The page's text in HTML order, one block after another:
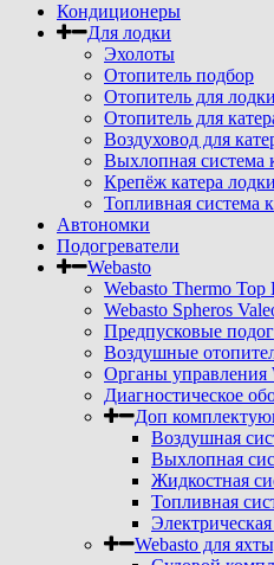
Кондиционеры
Для лодки
Эхолоты
Отопитель подбор
Отопитель для лодки
Отопитель для
Воздуховод для
Выхлопная система
Крепёж катера
Топливная система
Автономки
Подогреватели
Webasto
Webasto Thermo Top
Webasto Spheros
Предпусковые
Воздушные
Органы управления
Диагностическое
Доп
Воздушная
Выхлопная
Жидкостная
Топливная
Webasto для